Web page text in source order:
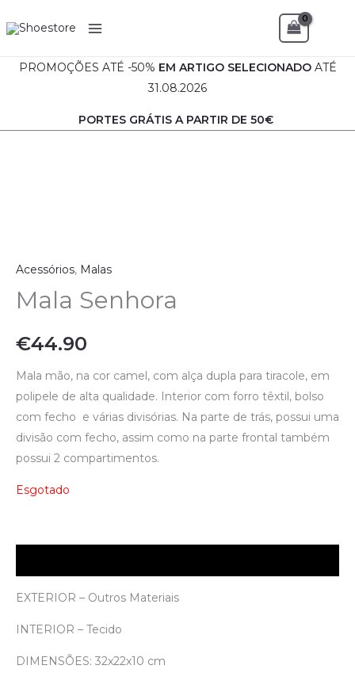
to
PROMOÇÕES ATÉ -50% EM ARTIGO SELECIONADO ATÉ
31.08.2026
PORTES GRÁTIS A PARTIR DE 50€
Acessórios, Malas
Mala Senhora
€44.90
Mala mão, na cor camel, com alça dupla para tiracole, em
polipele de alta qualidade. Interior com forro têxtil, bolso
com fecho e várias divisórias. Na parte de trás, possui uma
divisão com fecho, assim como na parte frontal também
possui 2 compartimentos.
Esgotado
EXTERIOR – Outros Materiais
INTERIOR – Tecido
DIMENSÕES: 32x22x10 cm